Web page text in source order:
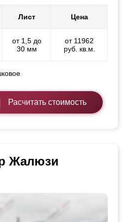
Лист Цена
от 1,5 до
30 мм
от 11962
руб. кв.м.
Расчитать стоимость
Жалюзи